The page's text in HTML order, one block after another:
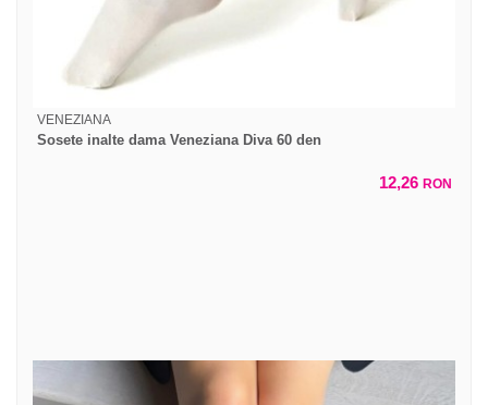
VENEZIANA
Sosete inalte dama Veneziana Diva 60 den
12,26 RON